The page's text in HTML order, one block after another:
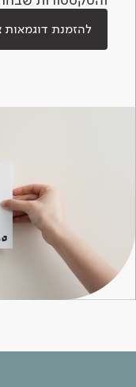
להזמנת דוגמאות